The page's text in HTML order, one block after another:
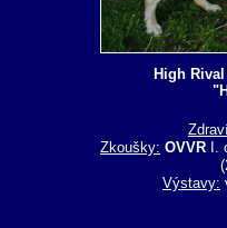
High
"
Zkoušky: OVVR I.
Výstavy: